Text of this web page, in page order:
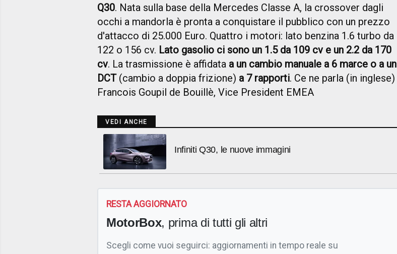
Q30. Nata sulla base della Mercedes Classe A, la crossover dagli
occhi a mandorla è pronta a conquistare il pubblico con un prezzo
d'attacco di 25.000 Euro. Quattro i motori: lato benzina 1.6 turbo da
122 o 156 cv. Lato gasolio ci sono un 1.5 da 109 cv e un 2.2 da 170
cv. La trasmissione è affidata a un cambio manuale a 6 marce o a un
DCT(cambio a doppia frizione) a 7 rapporti. Ce ne parla (in inglese)
Francois Goupil de Bouillè, Vice President EMEA
VEDI ANCHE
Infiniti Q30, le nuove immagini
RESTA AGGIORNATO
MotorBox, prima di tutti gli altri
Scegli come vuoi seguirci: aggiornamenti in tempo reale su